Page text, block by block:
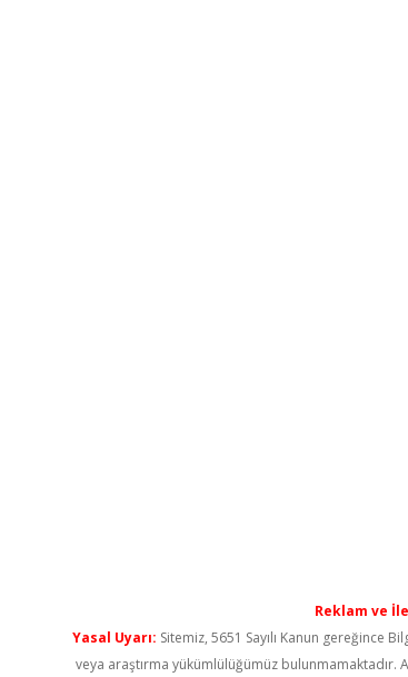
Reklam ve
Yasal Uyarı: Sitemiz, 5651 Sayılı Kanun gereğince
veya araştırma yükümlülüğümüz bulunmamaktadır.